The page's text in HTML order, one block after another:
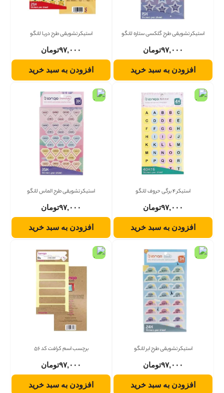
استیکر تشویقی طرح گلکسی ستاره لانگو
۹۷,۰۰۰تومان
افزودن به سبد خرید
استیکر تشویقی طرح دریا لانگو
۹۷,۰۰۰تومان
افزودن به سبد خرید
استیکر 4 برگی حروف لانگو
۹۷,۰۰۰تومان
افزودن به سبد خرید
استیکر تشویقی طرح الماس لانگو
۹۷,۰۰۰تومان
افزودن به سبد خرید
استیکر تشویقی طرح ابر لانگو
۹۷,۰۰۰تومان
افزودن به سبد خرید
برچسب اسم کرافت کد 56
۹۷,۰۰۰تومان
افزودن به سبد خرید